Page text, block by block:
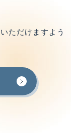
ただけますよう